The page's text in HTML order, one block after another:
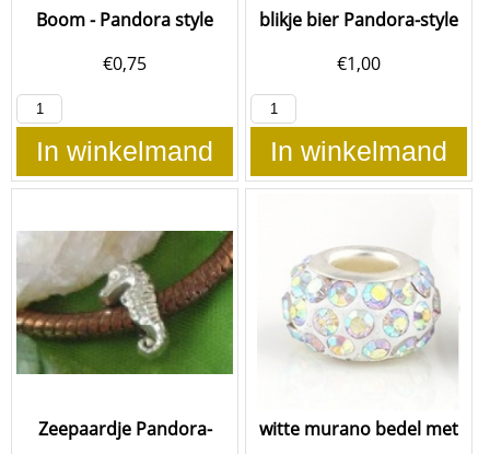
Boom - Pandora style
€0,75
In winkelmand
blikje bier Pandora-style
€1,00
In winkelmand
Zeepaardje Pandora-
witte murano bedel met